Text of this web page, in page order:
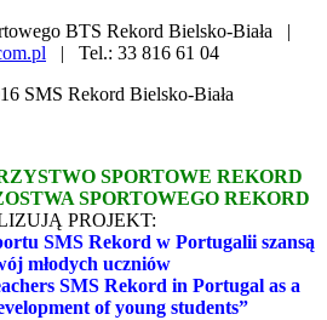
BTS Rekord Bielsko-Biała |
| Tel.: 33 816 61 04
SMS Rekord Bielsko-Biała
SPORTOWE REKORD
SPORTOWEGO REKORD
PROJEKT:
SMS Rekord w Portugalii szansą
młodych uczniów
SMS Rekord in Portugal as a
of young students”